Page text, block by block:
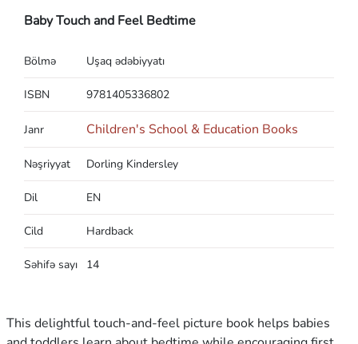
Baby Touch and Feel Bedtime
Bölmə Uşaq ədəbiyyatı
ISBN 9781405336802
Janr Children's School & Education Books
Nəşriyyat Dorling Kindersley
Dil EN
Cild Hardback
Səhifə sayı 14
This delightful touch-and-feel picture book helps babies